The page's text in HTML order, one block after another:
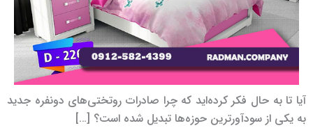
آیا تا به حال فکر کرده‌اید که چرا صادرات روتختی‌های دونفره جدید
به یکی از سودآورترین حوزه‌ها تبدیل شده است؟ […]